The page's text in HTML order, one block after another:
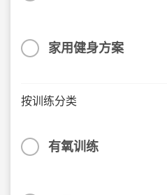
家用健身方案
按训练分类
有氧训练